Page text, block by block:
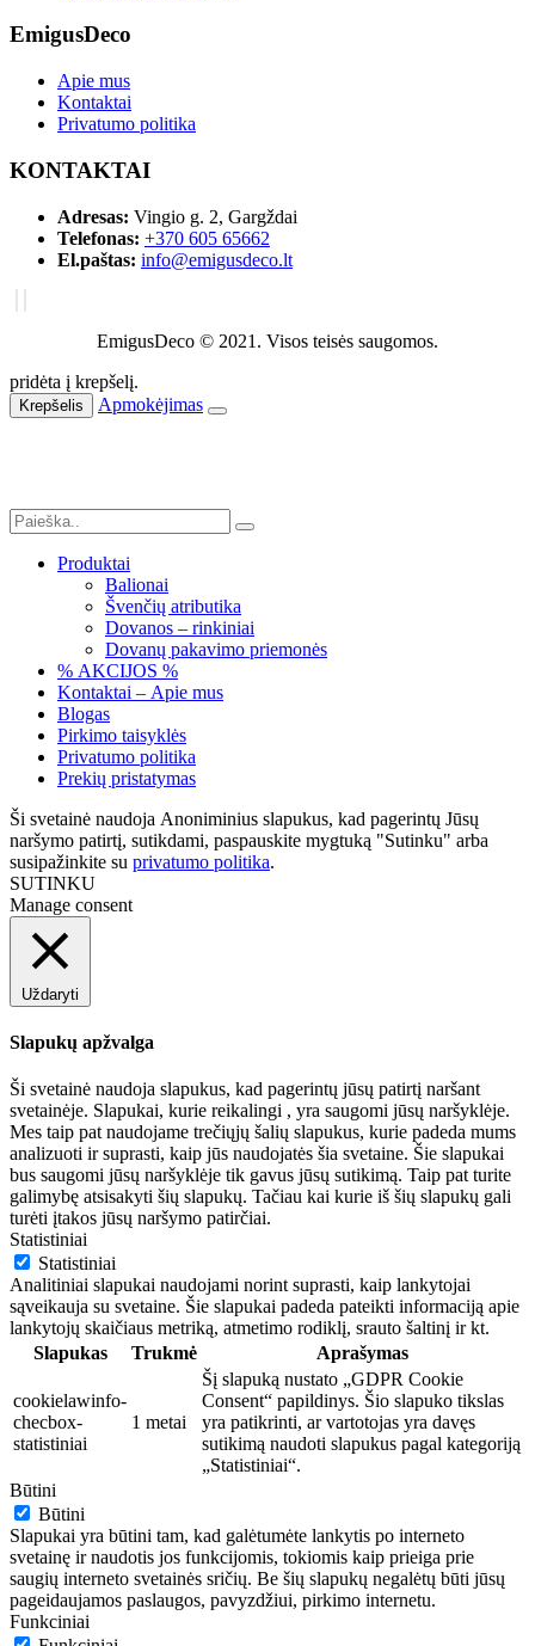
EmigusDeco
Apie mus
Kontaktai
Privatumo politika
KONTAKTAI
Adresas: Vingio g. 2, Gargždai
Telefonas: +370 605 65662
El.paštas: info@emigusdeco.lt
EmigusDeco © 2021. Visos teisės saugomos.
pridėta į krepšelį.
Krepšelis Apmokėjimas
Produktai
Balionai
Švenčių atributika
Dovanos – rinkiniai
Dovanų pakavimo priemonės
% AKCIJOS %
Kontaktai – Apie mus
Blogas
Pirkimo taisyklės
Privatumo politika
Prekių pristatymas
Ši svetainė naudoja Anoniminius slapukus, kad pagerintų Jūsų
naršymo patirtį, sutikdami, paspauskite mygtuką "Sutinku" arba
susipažinkite su privatumo politika.
SUTINKU
Manage consent
Uždaryti
Slapukų apžvalga
Ši svetainė naudoja slapukus, kad pagerintų jūsų patirtį naršant
svetainėje. Slapukai, kurie reikalingi , yra saugomi jūsų naršyklėje.
Mes taip pat naudojame trečiųjų šalių slapukus, kurie padeda mums
analizuoti ir suprasti, kaip jūs naudojatės šia svetaine. Šie slapukai
bus saugomi jūsų naršyklėje tik gavus jūsų sutikimą. Taip pat turite
galimybę atsisakyti šių slapukų. Tačiau kai kurie iš šių slapukų gali
turėti įtakos jūsų naršymo patirčiai.
Statistiniai
Statistiniai
Analitiniai slapukai naudojami norint suprasti, kaip lankytojai
sąveikauja su svetaine. Šie slapukai padeda pateikti informaciją apie
lankytojų skaičiaus metriką, atmetimo rodiklį, srauto šaltinį ir kt.
Slapukas
Trukmė Aprašymas
cookielawinfo-
checbox-
statistiniai
1 metai
Šį slapuką nustato „GDPR Cookie
Consent“ papildinys. Šio slapuko tikslas
yra patikrinti, ar vartotojas yra davęs
sutikimą naudoti slapukus pagal kategoriją
„Statistiniai“.
Būtini
Būtini
Slapukai yra būtini tam, kad galėtumėte lankytis po interneto
svetainę ir naudotis jos funkcijomis, tokiomis kaip prieiga prie
saugių interneto svetainės sričių. Be šių slapukų negalėtų būti jūsų
pageidaujamos paslaugos, pavyzdžiui, pirkimo internetu.
Funkciniai